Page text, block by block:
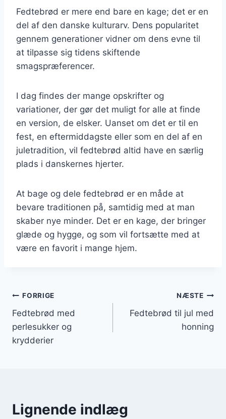
Fedtebrød er mere end bare en kage; det er en
del af den danske kulturarv. Dens popularitet
gennem generationer vidner om dens evne til
at tilpasse sig tidens skiftende
smagspræferencer.
I dag findes der mange opskrifter og
variationer, der gør det muligt for alle at finde
en version, de elsker. Uanset om det er til en
fest, en eftermiddagste eller som en del af en
juletradition, vil fedtebrød altid have en særlig
plads i danskernes hjerter.
At bage og dele fedtebrød er en måde at
bevare traditionen på, samtidig med at man
skaber nye minder. Det er en kage, der bringer
glæde og hygge, og som vil fortsætte med at
være en favorit i mange hjem.
Indlægsnavigation
FORRIGE
Fedtebrød med
perlesukker og
krydderier
NÆSTE
Fedtebrød til jul med
honning
Lignende indlæg